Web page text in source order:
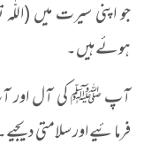
جو اپنی سیرت میں
ہوئے ہیں۔
آپ ﷺ کی آل اور آپ
فرمائیے اور سلامتی